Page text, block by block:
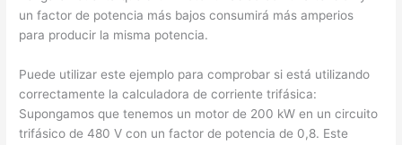
un factor de potencia más bajos consumirá más amperios
para producir la misma potencia.
Puede utilizar este ejemplo para comprobar si está utilizando
correctamente la calculadora de corriente trifásica:
Supongamos que tenemos un motor de 200 kW en un circuito
trifásico de 480 V con un factor de potencia de 0,8. Este